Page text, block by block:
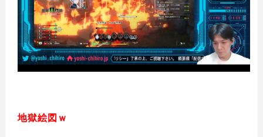
地獄絵図ｗ